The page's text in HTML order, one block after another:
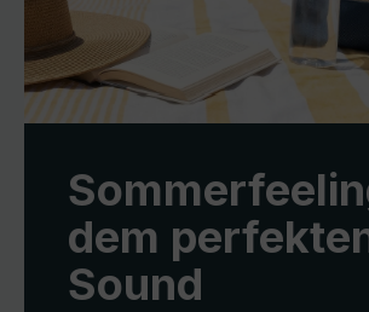
dem
Sound